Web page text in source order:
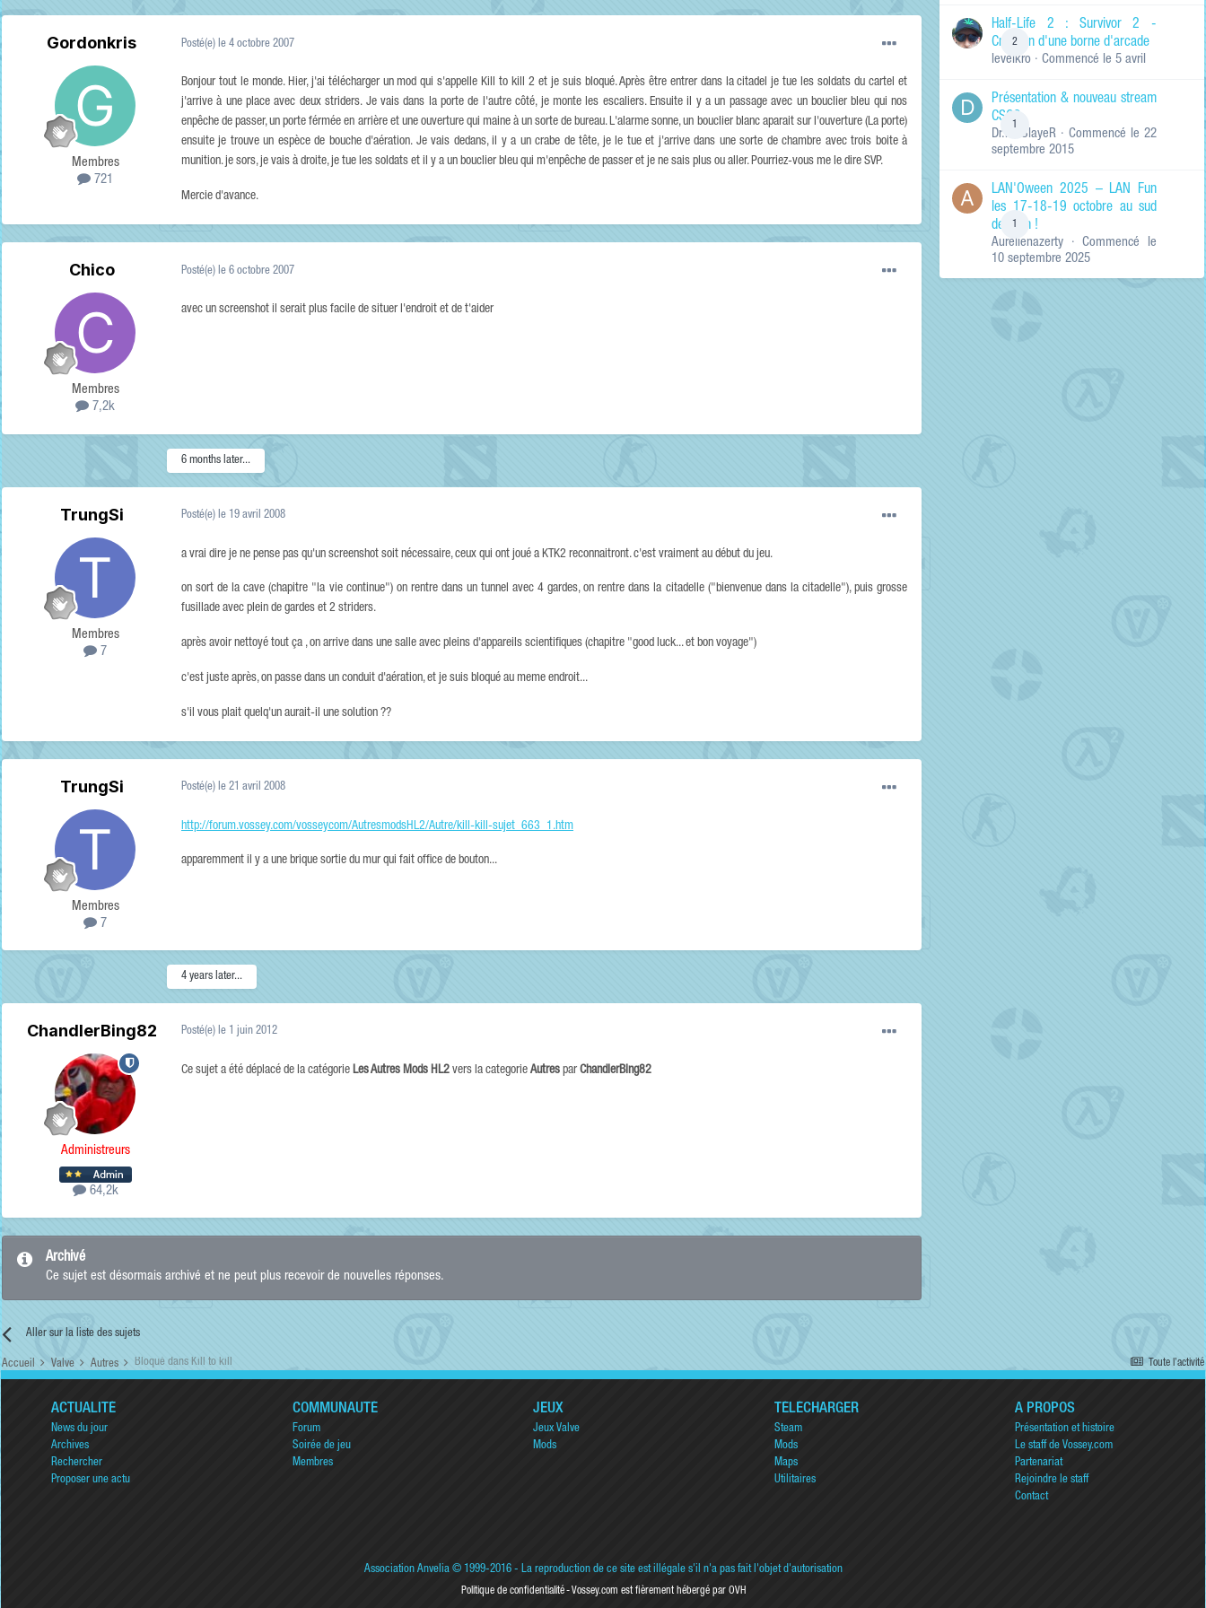
RECHERCHER LES
Titres et corps
Titres des
uniquement
Gordonkris
Membres
721
Posté(e) le 4 octobre 2007
Bonjour tout le monde. Hier, j'ai télécharger un mod qui s'appelle Kill to kill 2 et je suis bloqué. Après être entrer dans la citadel je tue les soldats du cartel et
j'arrive à une place avec deux striders. Je vais dans la porte de l'autre côté, je monte les escaliers. Ensuite il y a un passage avec un bouclier bleu qui nos
enpêche de passer, un porte férmée en arrière et une ouverture qui maine à un sorte de bureau. L'alarme sonne, un bouclier blanc aparait sur l'ouverture (La porte)
ensuite je trouve un espèce de bouche d'aération. Je vais dedans, il y a un crabe de tête, je le tue et j'arrive dans une sorte de chambre avec trois boite à
munition. je sors, je vais à droite, je tue les soldats et il y a un bouclier bleu qui m'enpêche de passer et je ne sais plus ou aller. Pourriez-vous me le dire SVP.
Mercie d'avance.
Chico
Membres
7,2k
Posté(e) le 6 octobre 2007
avec un screenshot il serait plus facile de situer l'endroit et de t'aider
6 months later...
TrungSi
Membres
7
Posté(e) le 19 avril 2008
a vrai dire je ne pense pas qu'un screenshot soit nécessaire, ceux qui ont joué a KTK2 reconnaitront. c'est vraiment au début du jeu.
on sort de la cave (chapitre "la vie continue") on rentre dans un tunnel avec 4 gardes, on rentre dans la citadelle ("bienvenue dans la citadelle"), puis grosse
fusillade avec plein de gardes et 2 striders.
après avoir nettoyé tout ça , on arrive dans une salle avec pleins d'appareils scientifiques (chapitre "good luck... et bon voyage")
c'est juste après, on passe dans un conduit d'aération, et je suis bloqué au meme endroit...
s'il vous plait quelq'un aurait-il une solution ??
TrungSi
Membres
7
Posté(e) le 21 avril 2008
http://forum.vossey.com/vosseycom/AutresmodsHL2/Autre/kill-kill-sujet_663_1.htm
apparemment il y a une brique sortie du mur qui fait office de bouton...
4 years later...
ChandlerBing82
Administreurs
64,2k
Posté(e) le 1 juin 2012
Ce sujet a été déplacé de la catégorie Les Autres Mods HL2 vers la categorie Autres par ChandlerBing82
Archivé
Ce sujet est désormais archivé et ne peut plus recevoir de nouvelles réponses.
Aller sur la liste des sujets
2
Half-Life 2 : Survivor 2 -
Création d'une borne d'arcade
levelkro · Commencé le 5 avril
1
Présentation & nouveau stream
CSGO
Dr.KinSlayeR · Commencé le 22
septembre 2015
1
LAN'Oween 2025 – LAN Fun
les 17-18-19 octobre au sud
de Lyon !
Aurelienazerty · Commencé le
10 septembre 2025
Toute l’activité
Accueil Valve Autres Bloqué dans Kill to kill
ACTUALITÉ
News du jour
Archives
Rechercher
Proposer une actu
COMMUNAUTÉ
Forum
Soirée de jeu
Membres
JEUX
Jeux Valve
Mods
TÉLÉCHARGER
Steam
Mods
Maps
Utilitaires
A PROPOS
Présentation et histoire
Le staff de Vossey.com
Partenariat
Rejoindre le staff
Contact
Association Anvelia© 1999-2016 - La reproduction de ce site est illégale s'il n'a pas fait l'objet d'autorisation
Politique de confidentialité Vossey.com est fièrement hébergé par OVH